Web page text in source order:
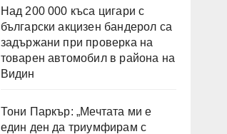
Над 200 000 къса цигари с
български акцизен бандерол са
задържани при проверка на
товарен автомобил в района на
Видин
Тони Паркър: „Мечтата ми е
един ден да триумфирам с